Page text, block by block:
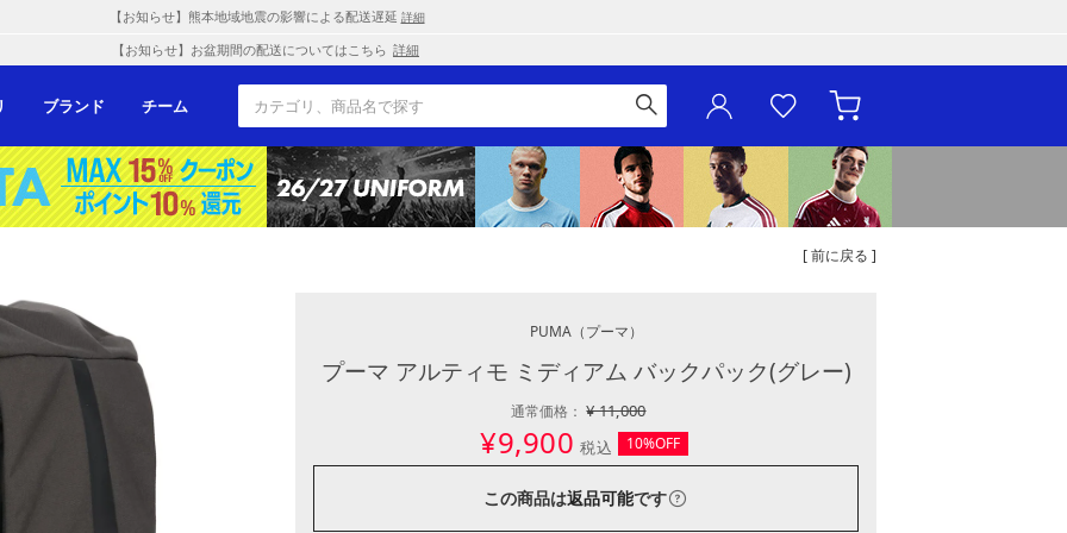
【お知らせ】熊本地域地震の影響による配送遅延 詳細
【お知らせ】お盆期間の配送についてはこちら 詳細
ブランド チーム
[ 前に戻る ]
PUMA（プーマ）
プーマ アルティモ ミディアム バックパック(グレー)
通常価格：¥ 11,000
¥9,900 税込 10%OFF
この商品は返品可能です